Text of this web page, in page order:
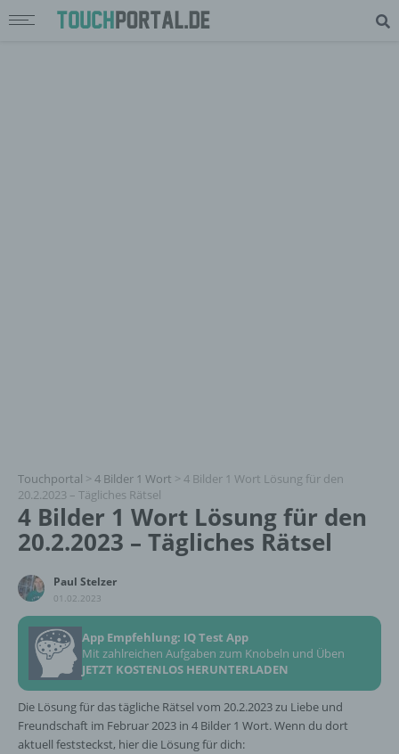
Touchportal > 4 Bilder 1 Wort > 4 Bilder 1 Wort Lösung für den
20.2.2023 – Tägliches Rätsel
4 Bilder 1 Wort Lösung für den
20.2.2023 – Tägliches Rätsel
Paul Stelzer
01.02.2023
App Empfehlung: IQ Test App
Mit zahlreichen Aufgaben zum Knobeln und Üben
JETZT KOSTENLOS HERUNTERLADEN
Die Lösung für das tägliche Rätsel vom 20.2.2023 zu Liebe und
Freundschaft im Februar 2023 in 4 Bilder 1 Wort. Wenn du dort
aktuell feststeckst, hier die Lösung für dich: